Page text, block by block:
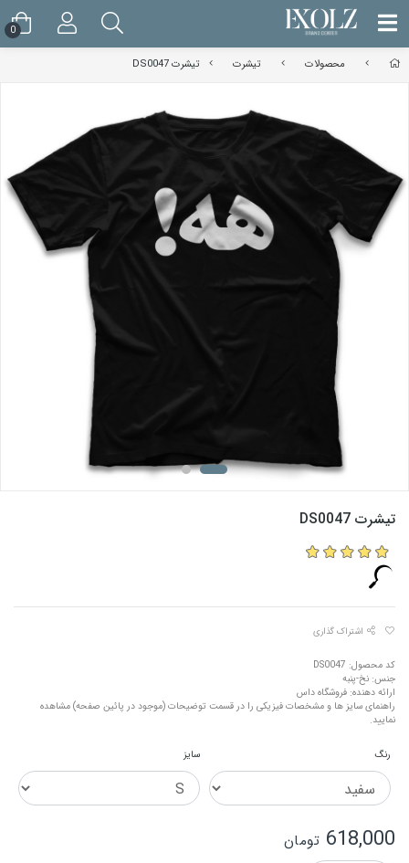
محصولات تیشرت تیشرت DS0047
تیشرت DS0047
اشتراک گذاری
کد محصول: DS0047
جنس: نخ-پنبه
ارائه دهنده: فروشگاه داس
راهنمای سایز ها و مشخصات فیزیکی را در قسمت توضیحات (موجود در پائین صفحه) مشاهده
نمایید.
رنگ سایز
618,000 تومان
0